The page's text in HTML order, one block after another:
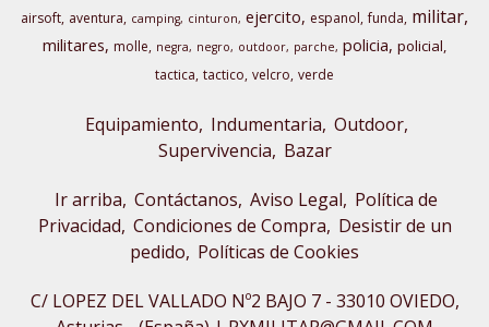
airsoft aventura camping cinturon ejercito espanol funda militar
militares molle negra negro outdoor parche policia policial
tactica tactico velcro verde
Equipamiento Indumentaria Outdoor,
Supervivencia Bazar
Ir arriba Contáctanos Aviso Legal Política de
Privacidad Condiciones de Compra Desistir de un
pedido Políticas de Cookies
C/ LOPEZ DEL VALLADO Nº2 BAJO 7 - 33010 OVIEDO,